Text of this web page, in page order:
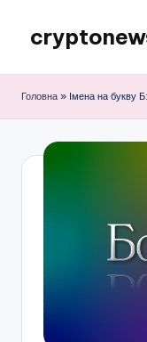
Перейти
вмісту
криптовалют,
курси,
Головна » Імена на букву